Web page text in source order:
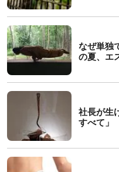
なぜ単独
の夏、エ
社長が生
すべて」